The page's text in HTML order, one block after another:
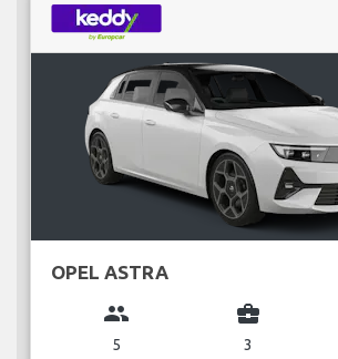
OPEL ASTRA
group
5
business_center
3